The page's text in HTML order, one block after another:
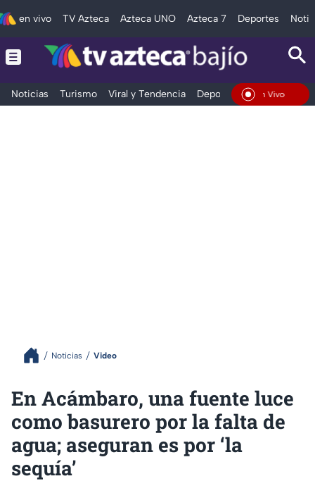
en vivo TV Azteca Azteca UNO Azteca 7 Deportes
Noticias Turismo Viral y Tendencia Deportes Espectáculos
En Vivo
Noticias Video
En Acámbaro, una fuente luce
como basurero por la falta de
agua; aseguran es por ‘la
sequía’